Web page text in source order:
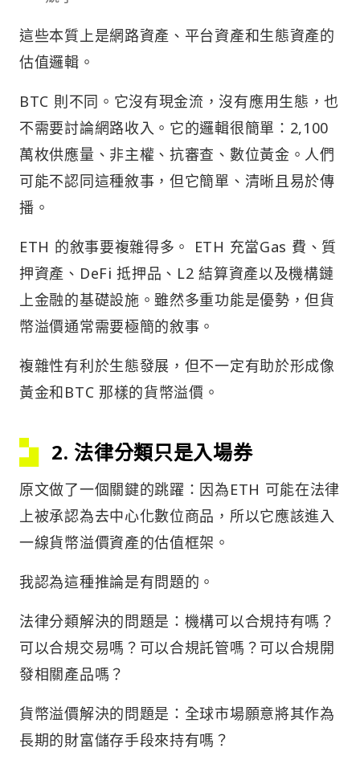
這些本質上是網路資產、平台資產和生態資產的
估值邏輯。
BTC 則不同。它沒有現金流，沒有應用生態，也
不需要討論網路收入。它的邏輯很簡單：2,100
萬枚供應量、非主權、抗審查、數位黃金。人們
可能不認同這種敘事，但它簡單、清晰且易於傳
播。
ETH 的敘事要複雜得多。 ETH 充當Gas 費、質
押資產、DeFi 抵押品、L2 結算資產以及機構鏈
上金融的基礎設施。雖然多重功能是優勢，但貨
幣溢價通常需要極簡的敘事。
複雜性有利於生態發展，但不一定有助於形成像
黃金和BTC 那樣的貨幣溢價。
2. 法律分類只是入場券
原文做了一個關鍵的跳躍：因為ETH 可能在法律
上被承認為去中心化數位商品，所以它應該進入
一線貨幣溢價資產的估值框架。
我認為這種推論是有問題的。
法律分類解決的問題是：機構可以合規持有嗎？
可以合規交易嗎？可以合規託管嗎？可以合規開
發相關產品嗎？
貨幣溢價解決的問題是：全球市場願意將其作為
長期的財富儲存手段來持有嗎？